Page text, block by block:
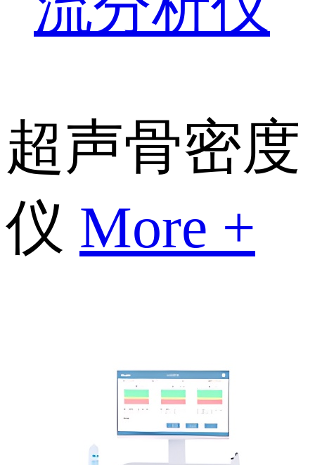
超声骨密度
仪 More +